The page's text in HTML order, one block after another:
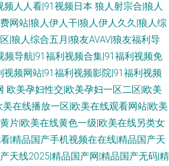
频人人看|91视频日本 狼人射宗合|狼人
网站|狼人伊人干|狼人伊人久久|狼人综
|狼人综合五月|狼友AVAV|狼友福利导
频导航|91福利视频合集|91福利视频免
视频网站|91福利视频影院|91福利视频
欧美孕妇性交|欧美孕妇一区二区|欧美
在线播放一区|欧美在线观看网站|欧美
片|欧美在线黄色一级|欧美在线另类女
|精品国产手机视频在在线|精品国产天
天线2025|精品国产网|精品国产无码|精